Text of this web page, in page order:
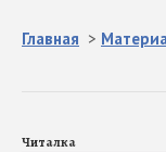
Главная >
Читалка